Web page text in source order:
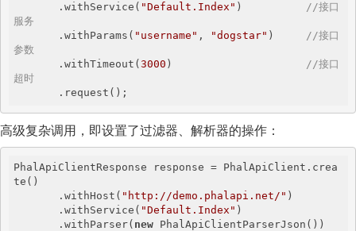
       .withService(
"Default.Index" ) //接口
服务
       .withParams(
"username" , "dogstar" ) //接口
参数
       .withTimeout(
3000 ) //接口
超时
       .request();
高级复杂调用，即设置了过滤器、解析器的操作：
PhalApiClientResponse response = PhalApiClient.crea
te()
       .withHost(
"http://demo.phalapi.net/" )
       .withService(
"Default.Index" )
       .withParser(
new